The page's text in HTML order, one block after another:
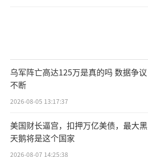
乌军阵亡高达125万是真的吗 数据争议
不断
2026-08-05 13:17:37
美国财长逼宫，扣押万亿美债，最大黑
天鹅将是这个国家
2026-08-07 14:25:38